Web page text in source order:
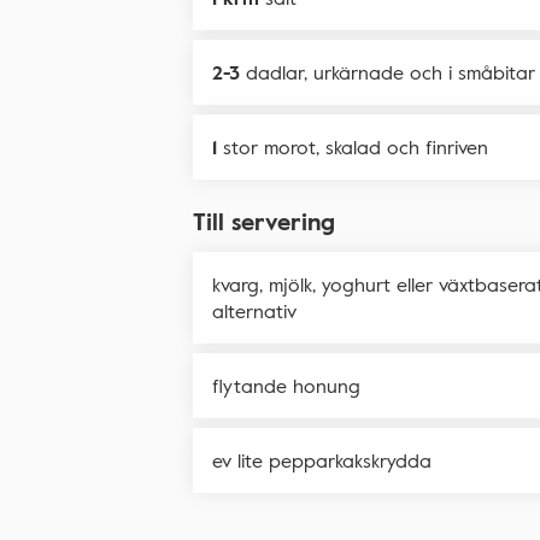
2-3 dadlar, urkärnade och i småbitar
1 stor morot, skalad och finriven
Till servering
kvarg, mjölk, yoghurt eller
alternativ
flytande honung
ev lite pepparkakskrydda